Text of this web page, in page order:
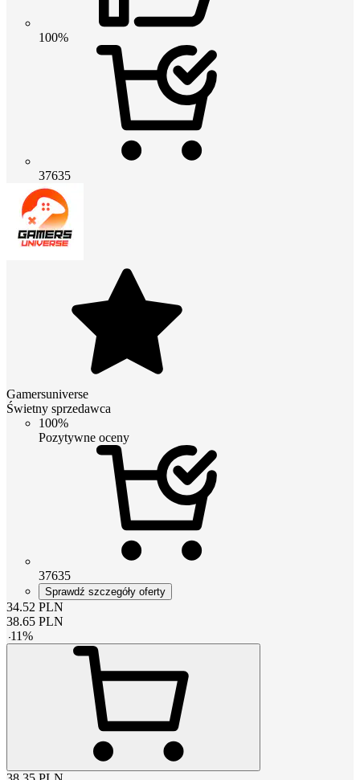
100%
37635
Gamersuniverse
Świetny sprzedawca
100%
Pozytywne oceny
37635
Sprawdź szczegóły oferty
34.52 PLN
38.65 PLN
-11%